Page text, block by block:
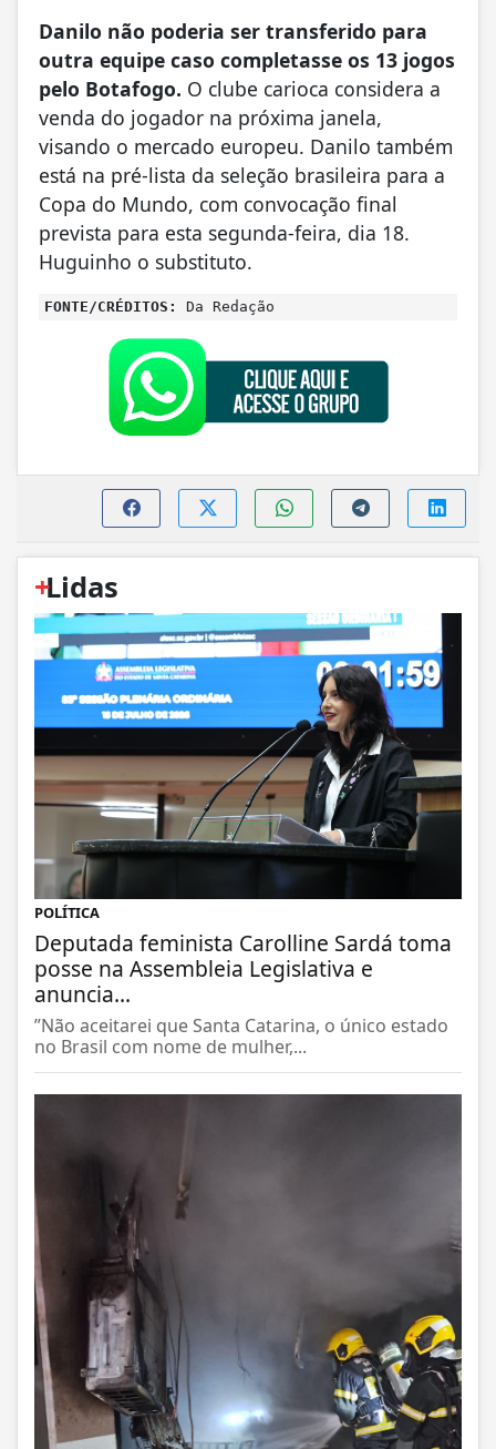
Danilo não poderia ser transferido para
outra equipe caso completasse os 13 jogos
pelo Botafogo. O clube carioca considera a
venda do jogador na próxima janela,
visando o mercado europeu. Danilo também
está na pré-lista da seleção brasileira para a
Copa do Mundo, com convocação final
prevista para esta segunda-feira, dia 18.
Huguinho o substituto.
FONTE/CRÉDITOS: Da Redação
+
Lidas
POLÍTICA
Deputada feminista Carolline Sardá toma
posse na Assembleia Legislativa e
anuncia...
”Não aceitarei que Santa Catarina, o único estado
no Brasil com nome de mulher,...